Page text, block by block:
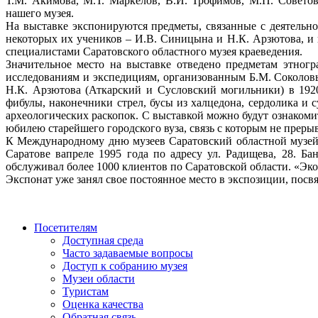
нашего музея.
На выставке экспонируются предметы, связанные с
некоторых их учеников – И.В. Синицына и Н.К. Арзютова, и
специалистами Саратовского областного музея краеведения.
Значительное место на выставке отведено предметам
исследованиям и экспедициям, организованным Б.М.
Н.К. Арзютова (Аткарский и Сусловский могильники) в
фибулы, наконечники стрел, бусы из халцедона, сердолика
археологических раскопок. С выставкой можно будут
юбилею старейшего городского вуза, связь с которым не
К Международному дню музеев Саратовский областной
Саратове вапреле 1995 года по адресу ул. Радищева, 28.
обслуживал более 1000 клиентов по Саратовской области.
Экспонат уже занял свое постоянное место в экспозиции,
Посетителям
Доступная среда
Часто задаваемые вопросы
Доступ к собранию музея
Музеи области
Туристам
Оценка качества